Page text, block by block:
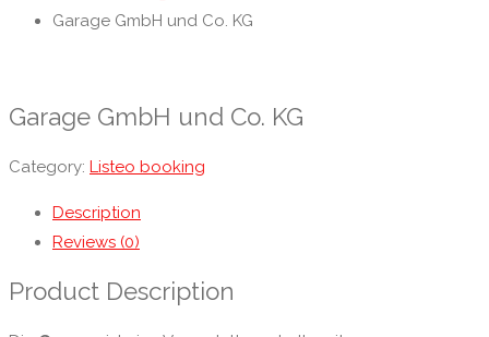
Garage GmbH und Co. KG
Garage GmbH und Co. KG
Category: Listeo booking
Description
Reviews (0)
Product Description